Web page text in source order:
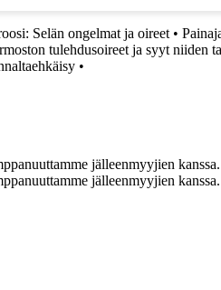
Selän ongelmat ja oireet •
tulehdusoireet ja syyt niiden
•
jälleenmyyjien kanssa.
jälleenmyyjien